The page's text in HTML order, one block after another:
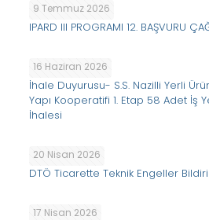
9 Temmuz 2026
IPARD III PROGRAMI 12. BAŞVURU
16 Haziran 2026
İhale Duyurusu- S.S. Nazilli Yerli
Yapı Kooperatifi 1. Etap 58 Adet İş
İhalesi
20 Nisan 2026
DTÖ Ticarette Teknik Engeller
17 Nisan 2026